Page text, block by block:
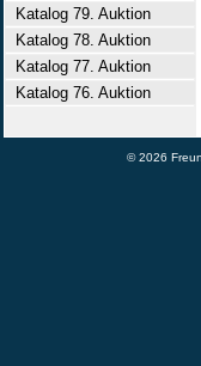
Katalog 79. Auktion
Katalog 78. Auktion
Katalog 77. Auktion
Katalog 76. Auktion
© 2026